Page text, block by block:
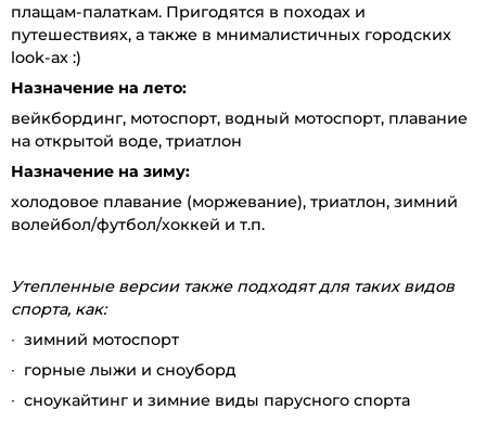
плащам-палаткам. Пригодятся в походах и
путешествиях, а также в мнималистичных городских
look-ах :)
Назначение на лето:
вейкбординг, мотоспорт, водный мотоспорт, плавание
на открытой воде, триатлон
Назначение на зиму:
холодовое плавание (моржевание), триатлон, зимний
волейбол/футбол/хоккей и т.п.
Утепленные версии также подходят для таких видов
спорта, как:
∙ зимний мотоспорт
∙ горные лыжи и сноуборд
∙ сноукайтинг и зимние виды парусного спорта